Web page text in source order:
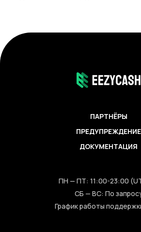
ПАРТНЁРЫ
ПРЕДУПРЕЖДЕНИЕ
ДОКУМЕНТАЦИЯ
ПН — ПТ: 11:00-23:00
СБ — ВС: По
График работы